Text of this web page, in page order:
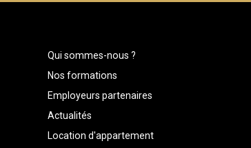
Qui sommes-nous ?
Nos formations
Employeurs partenaires
Actualités
Location d'appartement